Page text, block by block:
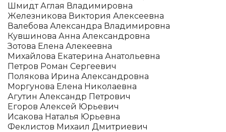
Шмидт Аглая Владимировна
Железникова Виктория Алексеевна
Валебова Александра Владимировна
Кувшинова Анна Александровна
Зотова Елена Алекеевна
Михайлова Екатерина Анатольевна
Петров Роман Сергеевич
Полякова Ирина Александровна
Моргунова Елена Николаевна
Агутин Александр Петрович
Егоров Алексей Юрьевич
Исакова Наталья Юрьевна
Феклистов Михаил Дмитриевич